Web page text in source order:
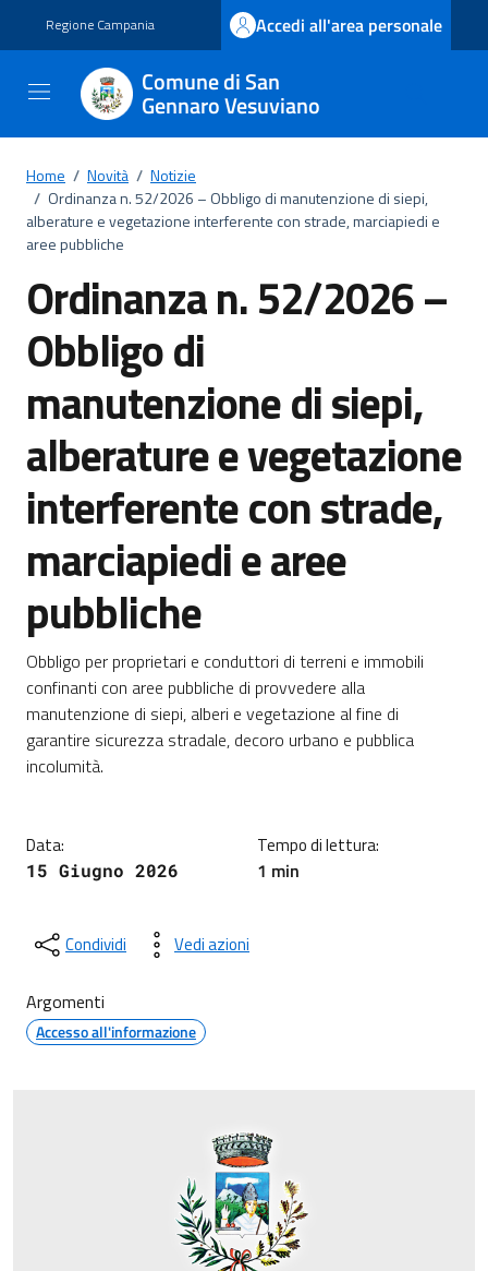
Regione Campania Accedi all'area personale
Comune di San
Gennaro Vesuviano
Home / Novità / Notizie
/ Ordinanza n. 52/2026 – Obbligo di manutenzione di siepi,
alberature e vegetazione interferente con strade, marciapiedi e
aree pubbliche
Ordinanza n. 52/2026 –
Obbligo di
manutenzione di siepi,
alberature e vegetazione
interferente con strade,
marciapiedi e aree
pubbliche
Dettagli della notizia
Obbligo per proprietari e conduttori di terreni e immobili
confinanti con aree pubbliche di provvedere alla
manutenzione di siepi, alberi e vegetazione al fine di
garantire sicurezza stradale, decoro urbano e pubblica
incolumità.
Data:
15 Giugno 2026
Tempo di lettura:
1 min
Condividi Vedi azioni
Argomenti
Accesso all'informazione